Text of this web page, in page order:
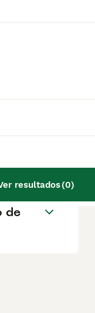
resultados(0)
de